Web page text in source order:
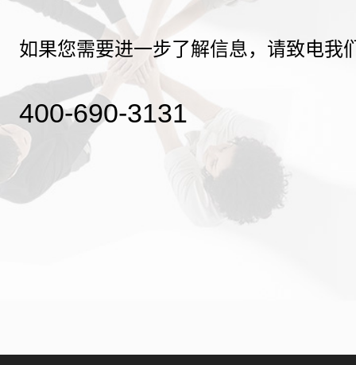
如果您需要进一步了解信息，请致电我
400-690-3131